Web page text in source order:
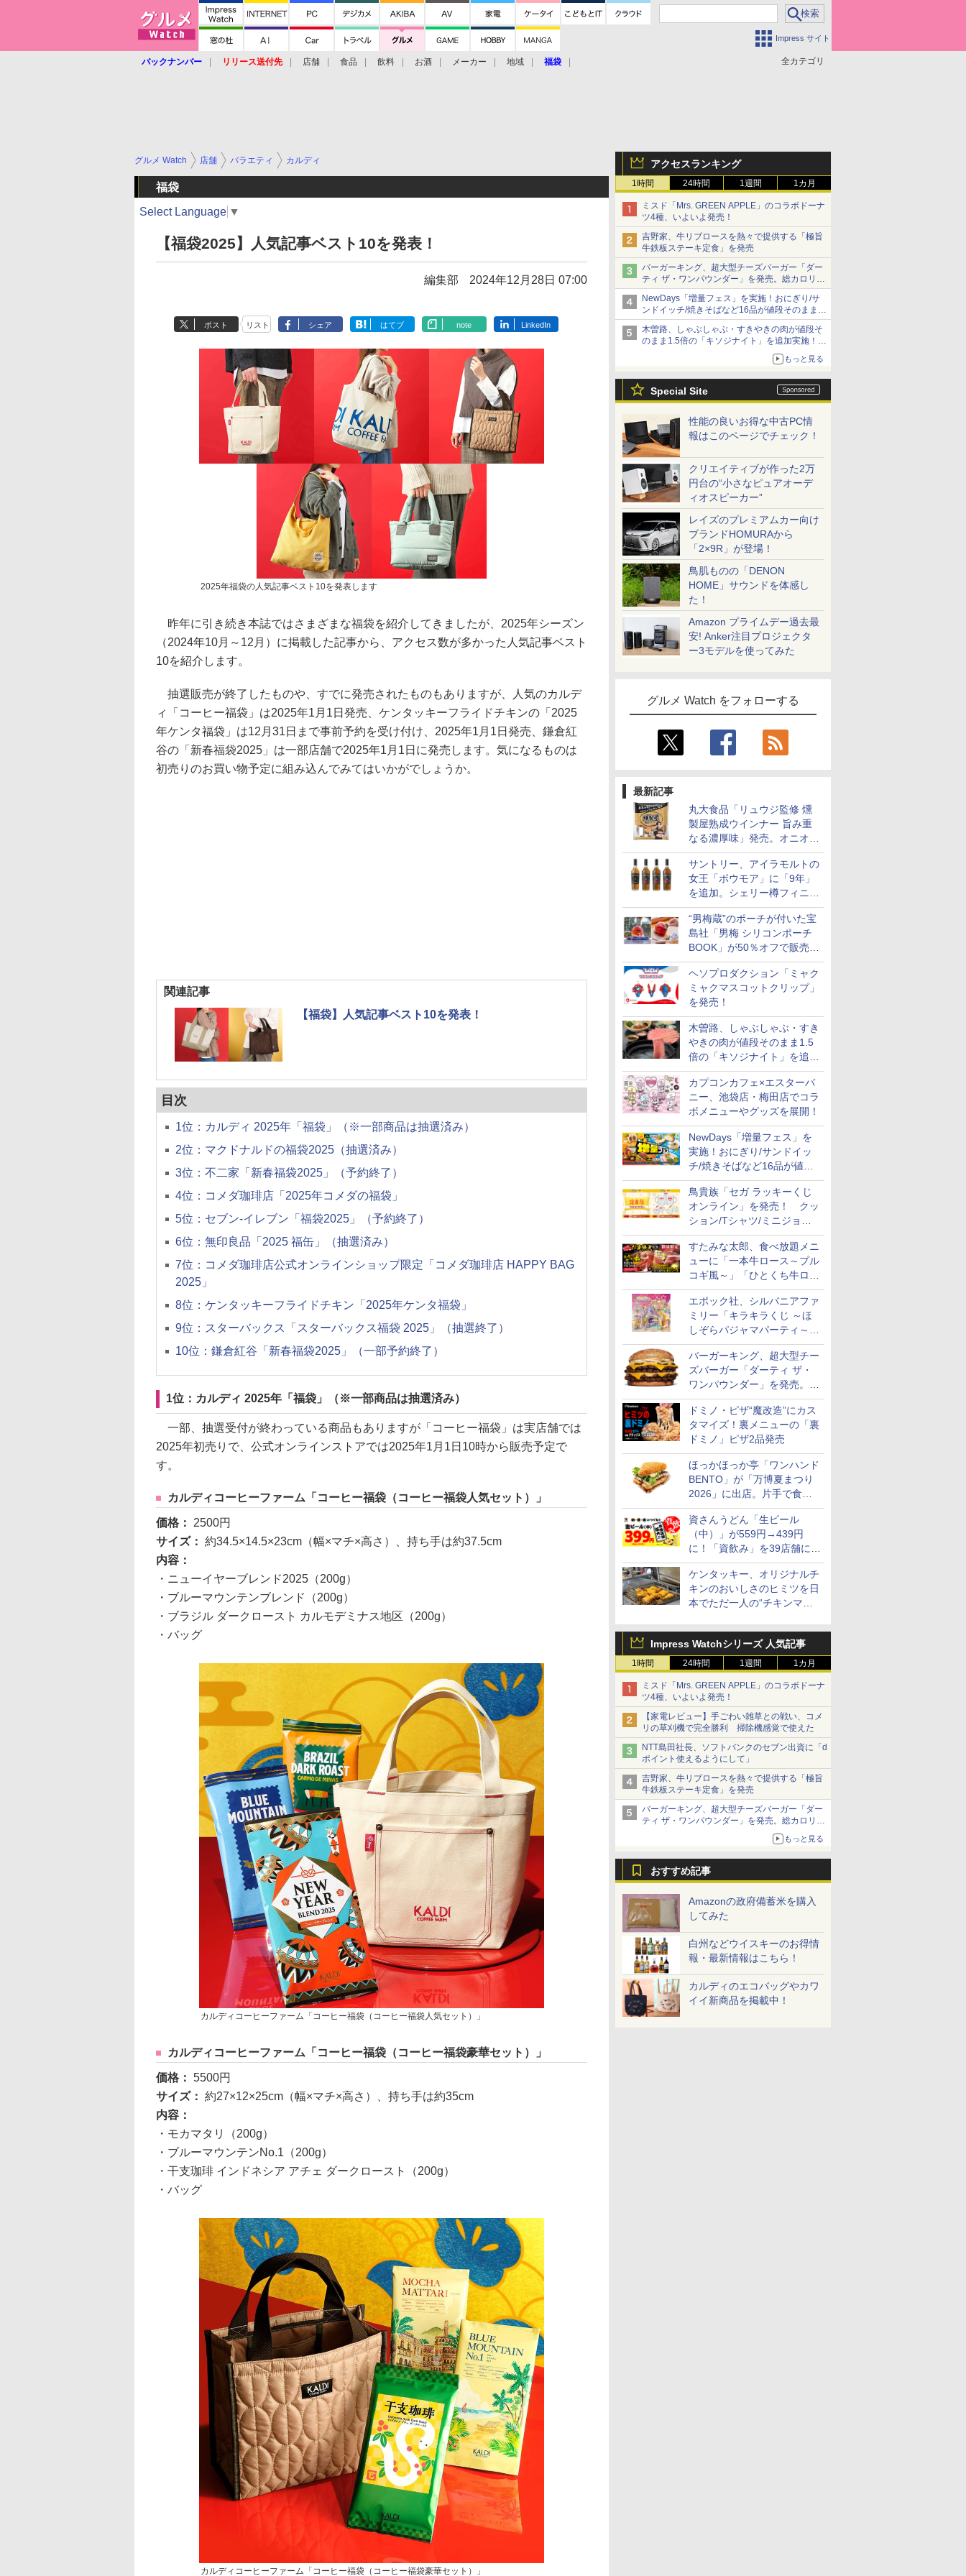
Impress サイト
全カテゴリ
バックナンバー リリース送付先 店舗 食品 飲料 お酒 メーカー 地域 福袋
アクセスランキング
1時間 24時間 1週間 1カ月
ミスド「Mrs. GREEN APPLE」のコラボドーナ
ツ4種、いよいよ発売！
吉野家、牛リブロースを熱々で提供する「極旨
牛鉄板ステーキ定食」を発売
バーガーキング、超大型チーズバーガー「ダー
ティ ザ・ワンパウンダー」を発売。総カロリー
約1656kcal、総重量約527g！
NewDays「増量フェス」を実施！おにぎり/サ
ンドイッチ/焼きそばなど16品が値段そのままで
ボリュームアップ
木曽路、しゃぶしゃぶ・すきやきの肉が値段そ
のまま1.5倍の「キソジナイト」を追加実施！
もっと見る
Special Site
性能の良いお得な中古PC情
報はこのページでチェック！
クリエイティブが作った2万
円台の“小さなピュアオーデ
ィオスピーカー”
レイズのプレミアムカー向け
ブランドHOMURAから
「2×9R」が登場！
鳥肌ものの「DENON
HOME」サウンドを体感し
た！
Amazon プライムデー過去最
安! Anker注目プロジェクタ
ー3モデルを使ってみた
グルメ Watch をフォローする
最新記事
丸大食品「リュウジ監修 燻
製屋熟成ウインナー 旨み重
なる濃厚味」発売。オニオン
やガーリックの食べ応え
サントリー、アイラモルトの
女王「ボウモア」に「9年」
を追加。シェリー樽フィニッ
シュの12/15/18年も通年販売
に
“男梅蔵”のポーチが付いた宝
島社「男梅 シリコンポーチ
BOOK」が50％オフで販売
中！
ヘソプロダクション「ミャク
ミャクマスコットクリップ」
を発売！
木曽路、しゃぶしゃぶ・すき
やきの肉が値段そのまま1.5
倍の「キソジナイト」を追加
実施！水・日曜夜限定
カプコンカフェ×エスターバ
ニー、池袋店・梅田店でコラ
ボメニューやグッズを展開！
NewDays「増量フェス」を
実施！おにぎり/サンドイッ
チ/焼きそばなど16品が値段
そのままでボリュームアップ
鳥貴族「セガ ラッキーくじ
オンライン」を発売！ クッ
ション/Tシャツ/ミニジョッ
キ/ステッカーなど全7賞
すたみな太郎、食べ放題メニ
ューに「一本牛ロース～プル
コギ風～」「ひとくち牛ロー
スステーキ」をお盆限定で追
加
エポック社、シルバニアファ
ミリー「キラキラくじ ～ほ
しぞらパジャマパーティ～」
を発売。人形/家具/建物など
バーガーキング、超大型チー
ズバーガー「ダーティ ザ・
ワンパウンダー」を発売。総
カロリー約1656kcal、総重量
約527g！
ドミノ・ピザ“魔改造”にカス
タマイズ！裏メニューの「裏
ドミノ」ピザ2品発売
ほっかほっか亭「ワンハンド
BENTO」が「万博夏まつり
2026」に出店。片手で食べ
られる海苔弁や和牛きんぴら
を販売
資さんうどん「生ビール
（中）」が559円→439円
に！「資飲み」を39店舗に拡
大
ケンタッキー、オリジナルチ
キンのおいしさのヒミツを日
本でただ一人の“チキンマイ
た
Impress Watchシリーズ 人気記事
1時間 24時間 1週間 1カ月
ミスド「Mrs. GREEN APPLE」のコラボドーナ
ツ4種、いよいよ発売！
【家電レビュー】手ごわい雑草との戦い、コメ
リの草刈機で完全勝利 掃除機感覚で使えた
NTT島田社長、ソフトバンクのセブン出資に「d
ポイント使えるようにして」
吉野家、牛リブロースを熱々で提供する「極旨
牛鉄板ステーキ定食」を発売
バーガーキング、超大型チーズバーガー「ダー
ティ ザ・ワンパウンダー」を発売。総カロリー
もっと見る
おすすめ記事
Amazonの政府備蓄米を購入
してみた
白州などウイスキーのお得情
報・最新情報はこちら！
カルディのエコバッグやカワ
イイ新商品を掲載中！
グルメ Watch 店舗 バラエティ カルディ
福袋
Select Language ▼
【福袋2025】人気記事ベスト10を発表！
編集部 2024年12月28日 07:00
ポスト リスト シェア はてブ note LinkedIn
2025年福袋の人気記事ベスト10を発表します
昨年に引き続き本誌ではさまざまな福袋を紹介してきましたが、2025年シーズン
（2024年10月～12月）に掲載した記事から、アクセス数が多かった人気記事ベスト
10を紹介します。
抽選販売が終了したものや、すでに発売されたものもありますが、人気のカルデ
ィ「コーヒー福袋」は2025年1月1日発売、ケンタッキーフライドチキンの「2025
年ケンタ福袋」は12月31日まで事前予約を受け付け、2025年1月1日発売、鎌倉紅
谷の「新春福袋2025」は一部店舗で2025年1月1日に発売します。気になるものは
初売りのお買い物予定に組み込んでみてはいかがでしょうか。
関連記事
【福袋】人気記事ベスト10を発表！
目次
1位：カルディ 2025年「福袋」（※一部商品は抽選済み）
2位：マクドナルドの福袋2025（抽選済み）
3位：不二家「新春福袋2025」（予約終了）
4位：コメダ珈琲店「2025年コメダの福袋」
5位：セブン-イレブン「福袋2025」（予約終了）
6位：無印良品「2025 福缶」（抽選済み）
7位：コメダ珈琲店公式オンラインショップ限定「コメダ珈琲店 HAPPY BAG
2025」
8位：ケンタッキーフライドチキン「2025年ケンタ福袋」
9位：スターバックス「スターバックス福袋 2025」（抽選終了）
10位：鎌倉紅谷「新春福袋2025」（一部予約終了）
1位：カルディ 2025年「福袋」（※一部商品は抽選済み）
一部、抽選受付が終わっている商品もありますが「コーヒー福袋」は実店舗では
2025年初売りで、公式オンラインストアでは2025年1月1日10時から販売予定で
す。
カルディコーヒーファーム「コーヒー福袋（コーヒー福袋人気セット）」
価格： 2500円
サイズ： 約34.5×14.5×23cm（幅×マチ×高さ）、持ち手は約37.5cm
内容：
・ニューイヤーブレンド2025（200g）
・ブルーマウンテンブレンド（200g）
・ブラジル ダークロースト カルモデミナス地区（200g）
・バッグ
カルディコーヒーファーム「コーヒー福袋（コーヒー福袋人気セット）」
カルディコーヒーファーム「コーヒー福袋（コーヒー福袋豪華セット）」
価格： 5500円
サイズ： 約27×12×25cm（幅×マチ×高さ）、持ち手は約35cm
内容：
・モカマタリ（200g）
・ブルーマウンテンNo.1（200g）
・干支珈琲 インドネシア アチェ ダークロースト（200g）
・バッグ
カルディコーヒーファーム「コーヒー福袋（コーヒー福袋豪華セット）」